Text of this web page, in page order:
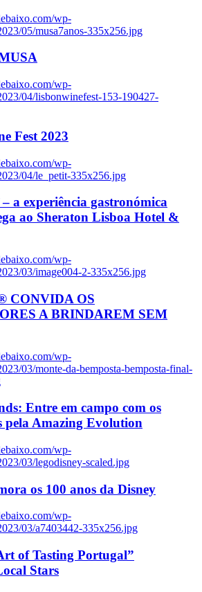
wp-
05/musa7anos-335x256.jpg
wp-
04/lisbonwinefest-153-190427-
Fest 2023
wp-
04/le_petit-335x256.jpg
a experiência gastronómica
ao Sheraton Lisboa Hotel &
wp-
03/image004-2-335x256.jpg
CONVIDA OS
A BRINDAREM SEM
wp-
03/monte-da-bemposta-bemposta-final-
Entre em campo com os
pela Amazing Evolution
wp-
03/legodisney-scaled.jpg
os 100 anos da Disney
wp-
03/a7403442-335x256.jpg
of Tasting Portugal”
Stars